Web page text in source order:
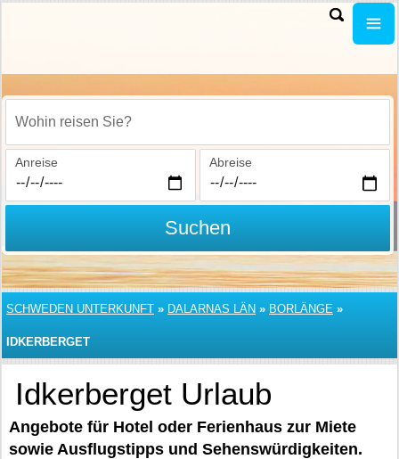
Wohin reisen Sie?
Anreise Abreise
Suchen
SCHWEDEN UNTERKUNFT » DALARNAS LÄN » BORLÄNGE »
IDKERBERGET
Idkerberget Urlaub
Angebote für Hotel oder Ferienhaus zur Miete
sowie Ausflugstipps und Sehenswürdigkeiten.